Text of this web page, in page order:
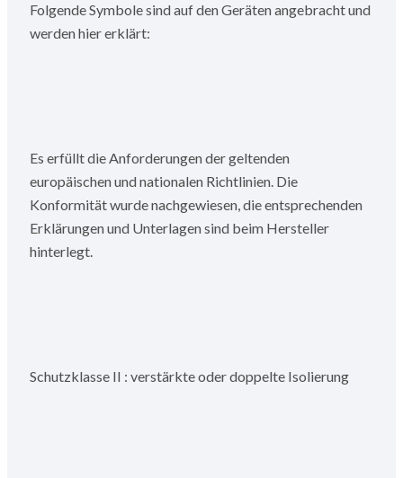
Folgende Symbole sind auf den Geräten angebracht und
werden hier erklärt:
Es erfüllt die Anforderungen der geltenden
europäischen und nationalen Richtlinien. Die
Konformität wurde nachgewiesen, die entsprechenden
Erklärungen und Unterlagen sind beim Hersteller
hinterlegt.
Schutzklasse II : verstärkte oder doppelte Isolierung